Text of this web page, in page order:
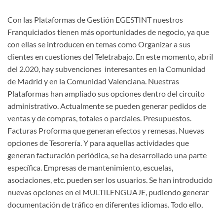
Con las Plataformas de Gestión EGESTINT nuestros
Franquiciados tienen más oportunidades de negocio, ya que
con ellas se introducen en temas como Organizar a sus
clientes en cuestiones del Teletrabajo. En este momento, abril
del 2.020, hay subvenciones interesantes en la Comunidad
de Madrid y en la Comunidad Valenciana. Nuestras
Plataformas han ampliado sus opciones dentro del circuito
administrativo. Actualmente se pueden generar pedidos de
ventas y de compras, totales o parciales. Presupuestos.
Facturas Proforma que generan efectos y remesas. Nuevas
opciones de Tesorería. Y para aquellas actividades que
generan facturación periódica, se ha desarrollado una parte
específica. Empresas de mantenimiento, escuelas,
asociaciones, etc. pueden ser los usuarios. Se han introducido
nuevas opciones en el MULTILENGUAJE, pudiendo generar
documentación de tráfico en diferentes idiomas. Todo ello,